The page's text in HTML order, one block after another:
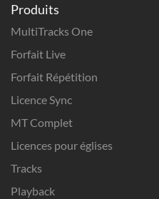
Produits
MultiTracks One
Forfait Live
Forfait Répétition
Licence Sync
MT Complet
Licences pour églises
Tracks
Playback